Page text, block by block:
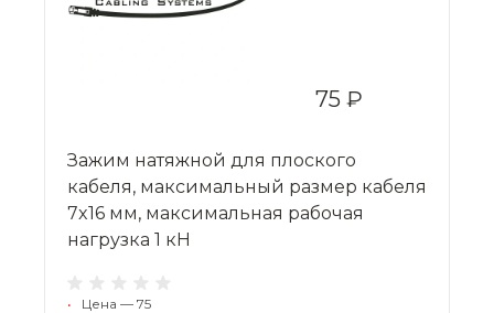
75 ₽
Зажим натяжной для плоского
кабеля, максимальный размер кабеля
7x16 мм, максимальная рабочая
нагрузка 1 кН
• Цена — 75